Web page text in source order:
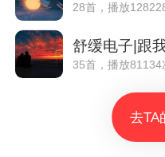
28首，播放
舒缓电子|跟
35首，播放81134
去TA